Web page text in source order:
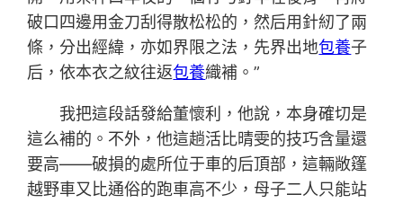
破口四邊用金刀刮得散松松的，然后用針紉了兩
條，分出經緯，亦如界限之法，先界出地包養子
后，依本衣之紋往返包養織補。”
我把這段話發給董懷利，他說，本身確切是
這么補的。不外，他這趟活比晴雯的技巧含量還
要高——破損的處所位于車的后頂部，這輛敞篷
越野車又比通俗的跑車高不少，母子二人只能站